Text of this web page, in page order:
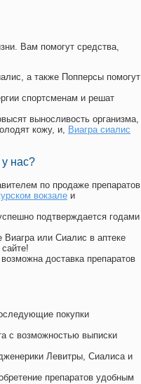
Вам помогут средства,
а также Попперсы помогут
спортсменам и решат
выносливость организма,
кожу, и, Виагра сиалис
нас?
по продаже препаратов
вокзале и
подтверждается годами
Виагра или Сиалис в аптеке
доставка препаратов
покупки
с возможностью выписки
Левитры, Сиалиса и
препаратов удобным